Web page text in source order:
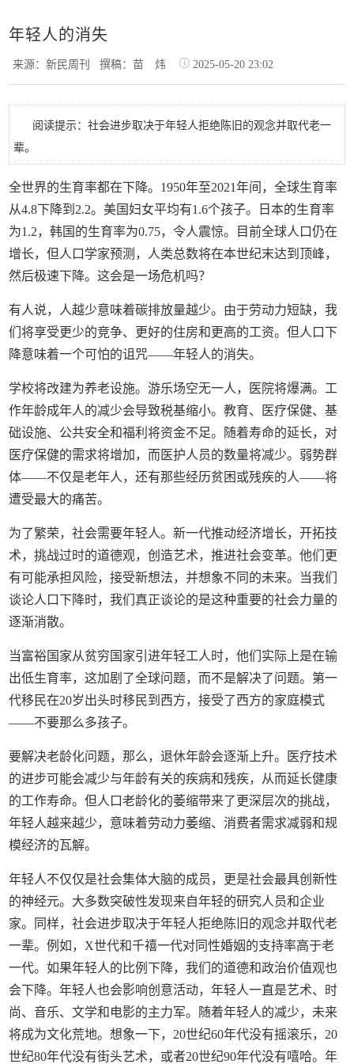
年轻人的消失
来源：新民周刊撰稿：苗 炜 2025-05-20 23:02
阅读提示：社会进步取决于年轻人拒绝陈旧的观念并取代老一
辈。
全世界的生育率都在下降。1950年至2021年间，全球生育率
从4.8下降到2.2。美国妇女平均有1.6个孩子。日本的生育率
为1.2，韩国的生育率为0.75，令人震惊。目前全球人口仍在
增长，但人口学家预测，人类总数将在本世纪末达到顶峰，
然后极速下降。这会是一场危机吗？
有人说，人越少意味着碳排放量越少。由于劳动力短缺，我
们将享受更少的竞争、更好的住房和更高的工资。但人口下
降意味着一个可怕的诅咒——年轻人的消失。
学校将改建为养老设施。游乐场空无一人，医院将爆满。工
作年龄成年人的减少会导致税基缩小。教育、医疗保健、基
础设施、公共安全和福利将资金不足。随着寿命的延长，对
医疗保健的需求将增加，而医护人员的数量将减少。弱势群
体——不仅是老年人，还有那些经历贫困或残疾的人——将
遭受最大的痛苦。
为了繁荣，社会需要年轻人。新一代推动经济增长，开拓技
术，挑战过时的道德观，创造艺术，推进社会变革。他们更
有可能承担风险，接受新想法，并想象不同的未来。当我们
谈论人口下降时，我们真正谈论的是这种重要的社会力量的
逐渐消散。
当富裕国家从贫穷国家引进年轻工人时，他们实际上是在输
出低生育率，这加剧了全球问题，而不是解决了问题。第一
代移民在20岁出头时移民到西方，接受了西方的家庭模式
——不要那么多孩子。
要解决老龄化问题，那么，退休年龄会逐渐上升。医疗技术
的进步可能会减少与年龄有关的疾病和残疾，从而延长健康
的工作寿命。但人口老龄化的萎缩带来了更深层次的挑战，
年轻人越来越少，意味着劳动力萎缩、消费者需求减弱和规
模经济的瓦解。
年轻人不仅仅是社会集体大脑的成员，更是社会最具创新性
的神经元。大多数突破性发现来自年轻的研究人员和企业
家。同样，社会进步取决于年轻人拒绝陈旧的观念并取代老
一辈。例如，X世代和千禧一代对同性婚姻的支持率高于老
一代。如果年轻人的比例下降，我们的道德和政治价值观也
会下降。年轻人也会影响创意活动，年轻人一直是艺术、时
尚、音乐、文学和电影的主力军。随着年轻人的减少，未来
将成为文化荒地。想象一下，20世纪60年代没有摇滚乐，20
世纪80年代没有街头艺术，或者20世纪90年代没有嘻哈。年